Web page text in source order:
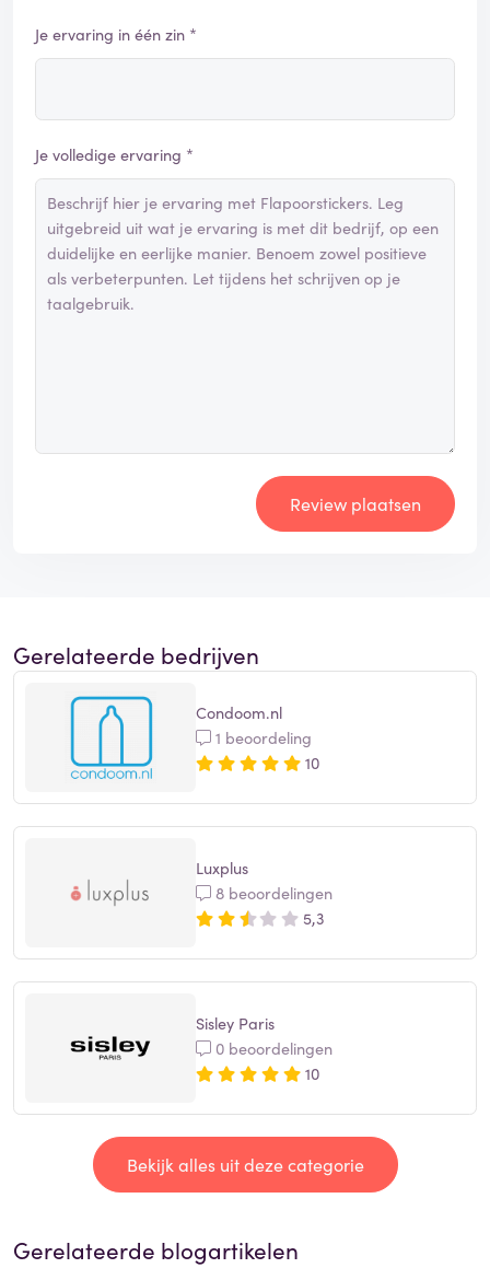
Je ervaring in één zin *
Je volledige ervaring *
Review plaatsen
Gerelateerde bedrijven
Condoom.nl
1 beoordeling
10
Luxplus
8 beoordelingen
5,3
Sisley Paris
0 beoordelingen
10
Bekijk alles uit deze categorie
Gerelateerde blogartikelen